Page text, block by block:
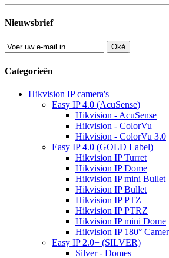
Nieuwsbrief
Oké
Categorieën
Hikvision IP camera's
Easy IP 4.0 (AcuSense)
Hikvision - AcuSense
Hikvision - ColorVu
Hikvision - ColorVu 3.0
Easy IP 4.0 (GOLD Label)
Hikvision IP Turret
Hikvision IP Dome
Hikvision IP mini Bullet
Hikvision IP Bullet
Hikvision IP PTZ
Hikvision IP PTRZ
Hikvision IP mini Dome
Hikvision IP 180°
Easy IP 2.0+ (SILVER)
Silver - Domes